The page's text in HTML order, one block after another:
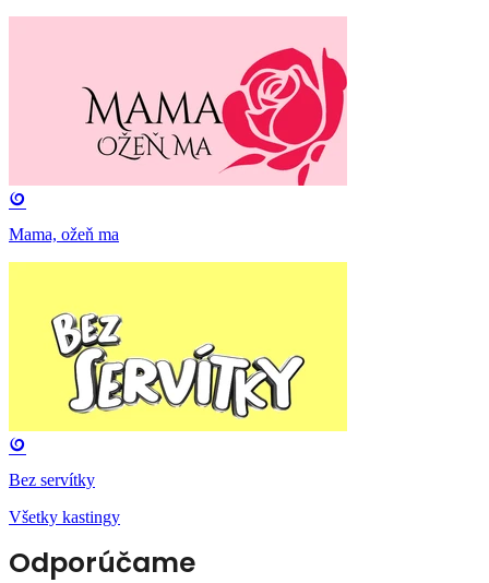
Mama, ožeň ma
Bez servítky
Všetky kastingy
Odporúčame